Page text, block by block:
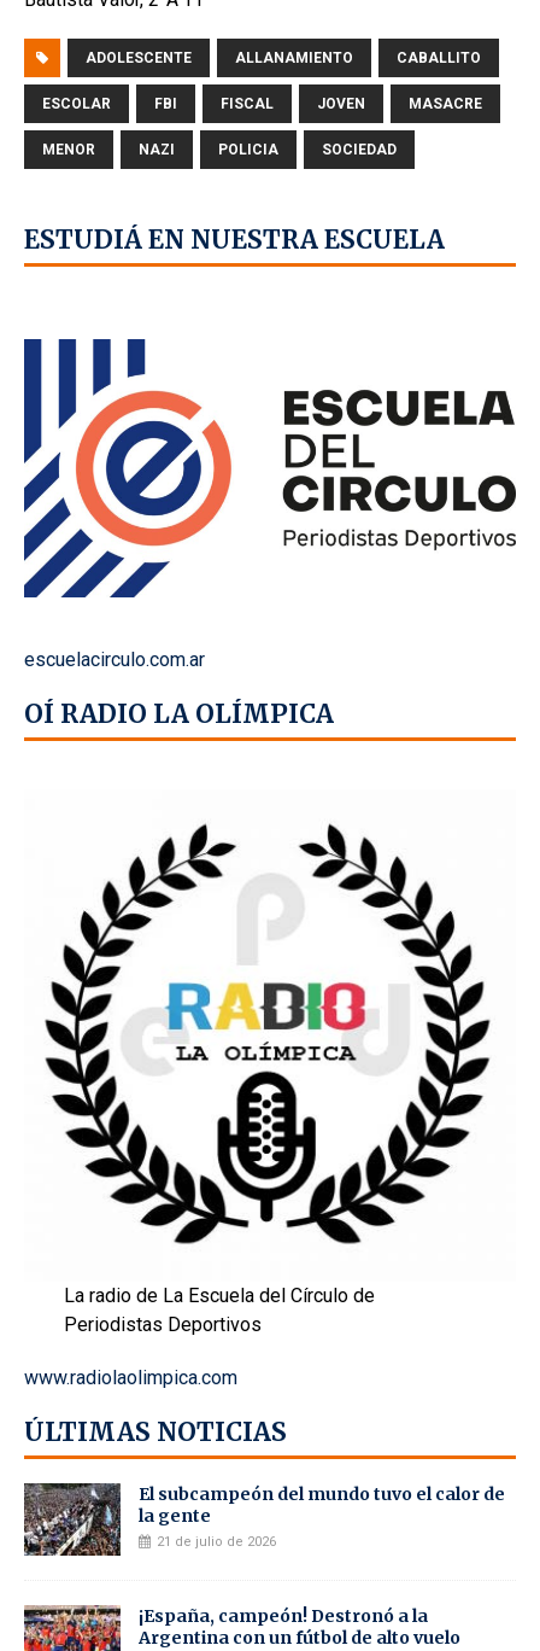
ADOLESCENTE ALLANAMIENTO CABALLITO
ESCOLAR FBI FISCAL JOVEN MASACRE
MENOR NAZI POLICIA SOCIEDAD
ESTUDIÁ EN NUESTRA ESCUELA
escuelacirculo.com.ar
OÍ RADIO LA OLÍMPICA
La radio de La Escuela del Círculo de
Periodistas Deportivos
www.radiolaolimpica.com
ÚLTIMAS NOTICIAS
El subcampeón del mundo tuvo el calor de
la gente
21 de julio de 2026
¡España, campeón! Destronó a la
Argentina con un fútbol de alto vuelo